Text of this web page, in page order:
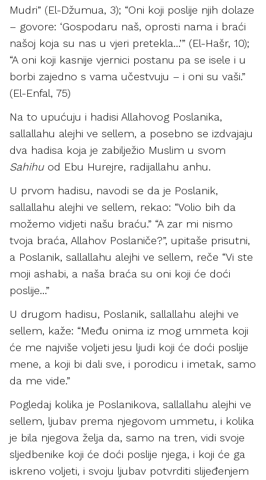
Mudri” (El-Džumua, 3); “Oni koji poslije njih dolaze
– govore: ‘Gospodaru naš, oprosti nama i braći
našoj koja su nas u vjeri pretekla…’” (El-Hašr, 10);
“A oni koji kasnije vjernici postanu pa se isele i u
borbi zajedno s vama učestvuju – i oni su vaši.”
(El-Enfal, 75)
Na to upućuju i hadisi Allahovog Poslanika,
sallallahu alejhi ve sellem, a posebno se izdvajaju
dva hadisa koja je zabilježio Muslim u svom
Sahihuod Ebu Hurejre, radijallahu anhu.
U prvom hadisu, navodi se da je Poslanik,
sallallahu alejhi ve sellem, rekao: “Volio bih da
možemo vidjeti našu braću.” “A zar mi nismo
tvoja braća, Allahov Poslaniče?”, upitaše prisutni,
a Poslanik, sallallahu alejhi ve sellem, reče “Vi ste
moji ashabi, a naša braća su oni koji će doći
poslije…”
U drugom hadisu, Poslanik, sallallahu alejhi ve
sellem, kaže: “Među onima iz mog ummeta koji
će me najviše voljeti jesu ljudi koji će doći poslije
mene, a koji bi dali sve, i porodicu i imetak, samo
da me vide.”
Pogledaj kolika je Poslanikova, sallallahu alejhi ve
sellem, ljubav prema njegovom ummetu, i kolika
je bila njegova želja da, samo na tren, vidi svoje
sljedbenike koji će doći poslije njega, i koji će ga
iskreno voljeti, i svoju ljubav potvrditi slijeđenjem